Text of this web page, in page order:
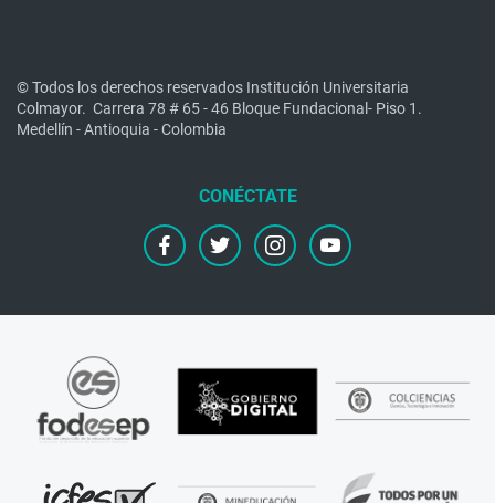
© Todos los derechos reservados Institución Universitaria
Colmayor. Carrera 78 # 65 - 46 Bloque Fundacional- Piso 1.
Medellín - Antioquia - Colombia